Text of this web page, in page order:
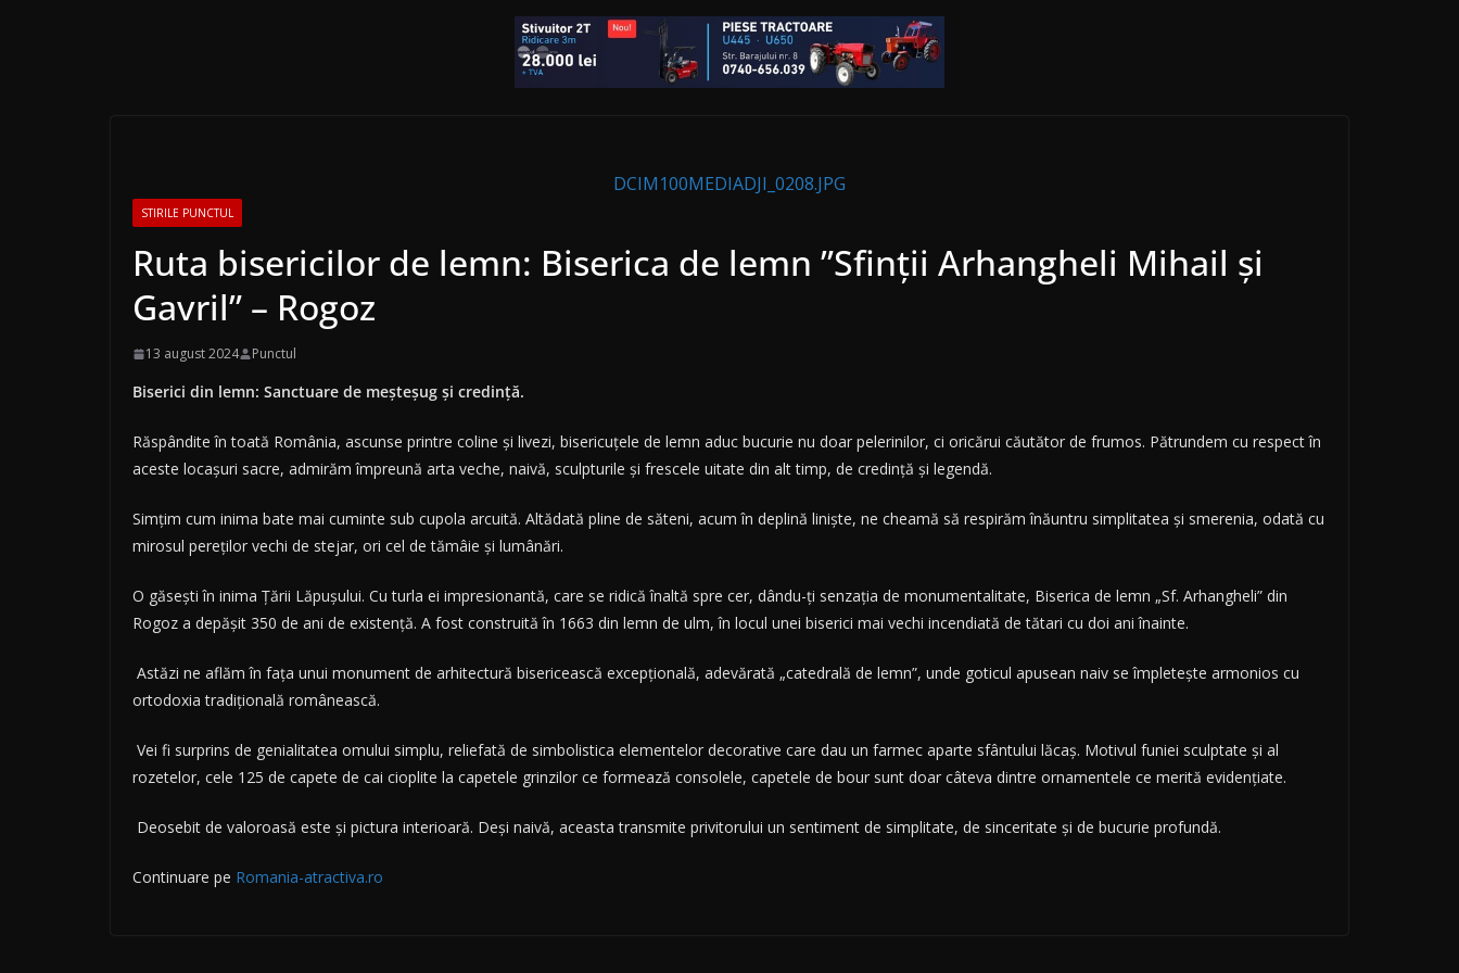
DCIM100MEDIADJI_0208.JPG
STIRILE PUNCTUL
Ruta bisericilor de lemn: Biserica de lemn ”Sfinții Arhangheli Mihail și
Gavril” – Rogoz
13 august 2024 Punctul
Biserici din lemn: Sanctuare de meșteșug și credință.
Răspândite în toată România, ascunse printre coline și livezi, bisericuțele de lemn aduc bucurie nu doar pelerinilor, ci oricărui căutător de frumos. Pătrundem cu respect în
aceste locașuri sacre, admirăm împreună arta veche, naivă, sculpturile și frescele uitate din alt timp, de credință și legendă.
Simțim cum inima bate mai cuminte sub cupola arcuită. Altădată pline de săteni, acum în deplină liniște, ne cheamă să respirăm înăuntru simplitatea și smerenia, odată cu
mirosul pereților vechi de stejar, ori cel de tămâie și lumânări.
O găsești în inima Țării Lăpușului. Cu turla ei impresionantă, care se ridică înaltă spre cer, dându-ți senzația de monumentalitate, Biserica de lemn „Sf. Arhangheli” din
Rogoz a depășit 350 de ani de existență. A fost construită în 1663 din lemn de ulm, în locul unei biserici mai vechi incendiată de tătari cu doi ani înainte.
Astăzi ne aflăm în fața unui monument de arhitectură bisericească excepțională, adevărată „catedrală de lemn”, unde goticul apusean naiv se împletește armonios cu
ortodoxia tradițională românească.
Vei fi surprins de genialitatea omului simplu, reliefată de simbolistica elementelor decorative care dau un farmec aparte sfântului lăcaș. Motivul funiei sculptate și al
rozetelor, cele 125 de capete de cai cioplite la capetele grinzilor ce formează consolele, capetele de bour sunt doar câteva dintre ornamentele ce merită evidențiate.
Deosebit de valoroasă este și pictura interioară. Deși naivă, aceasta transmite privitorului un sentiment de simplitate, de sinceritate și de bucurie profundă.
Continuare pe Romania-atractiva.ro